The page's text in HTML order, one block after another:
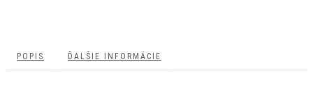
POPIS ĎALŠIE INFORMÁCIE